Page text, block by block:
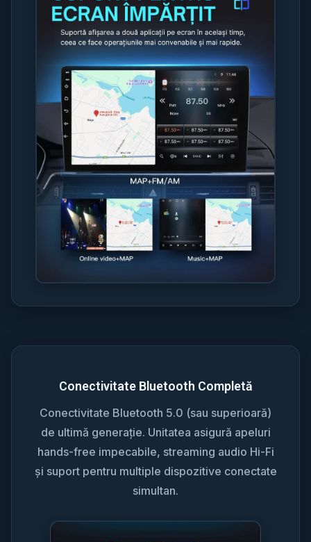
Conectivitate Bluetooth Completă
Conectivitate Bluetooth 5.0 (sau superioară)
de ultimă generație. Unitatea asigură apeluri
hands-free impecabile, streaming audio Hi-Fi
și suport pentru multiple dispozitive conectate
simultan.